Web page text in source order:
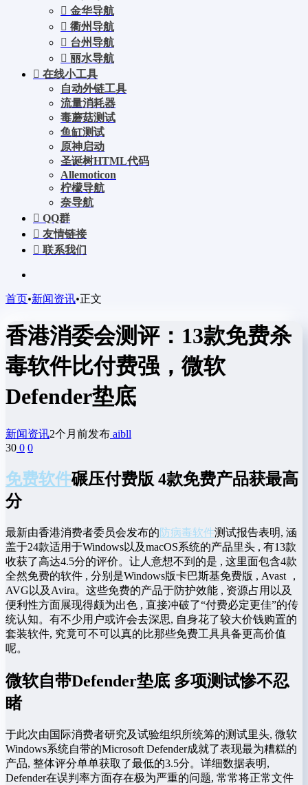
金华导航
衢州导航
台州导航
丽水导航
在线小工具
自动外链工具
流量消耗器
毒蘑菇测试
鱼缸测试
原神启动
圣诞树HTML代码
Allemoticon
柠檬导航
奈导航
QQ群
友情链接
联系我们
首页•新闻资讯•正文
香港消委会测评：13款免费杀
毒软件比付费强，微软
Defender垫底
新闻资讯2个月前发布 aibll
30 0 0
免费软件碾压付费版 4款免费产品获最高
分
最新由香港消费者委员会发布的防病毒软件测试报告表明, 涵
盖于24款适用于Windows以及macOS系统的产品里头 , 有13款
收获了高达4.5分的评价。让人意想不到的是 , 这里面包含4款
全然免费的软件 , 分别是Windows版卡巴斯基免费版 , Avast ，
AVG以及Avira。这些免费的产品于防护效能 , 资源占用以及
便利性方面展现得颇为出色 , 直接冲破了“付费必定更佳”的传
统认知。有不少用户或许会去深思, 自身花了较大价钱购置的
套装软件, 究竟可不可以真的比那些免费工具具备更高价值
呢。
微软自带Defender垫底 多项测试惨不忍
睹
于此次由国际消费者研究及试验组织所统筹的测试里头, 微软
Windows系统自带的Microsoft Defender成就了表现最为糟糕的
产品, 整体评分单单获取了最低的3.5分。详细数据表明,
Defender在误判率方面存在极为严重的问题, 常常将正常文件